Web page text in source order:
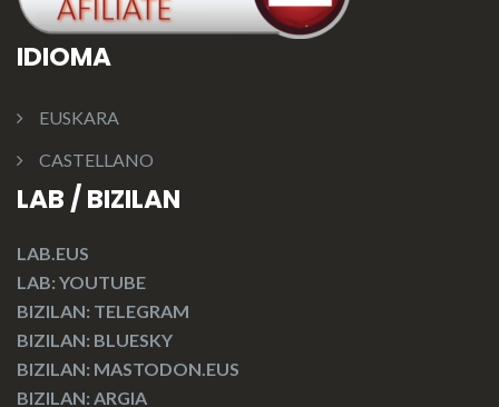
IDIOMA
EUSKARA
CASTELLANO
LAB / BIZILAN
LAB.EUS
LAB: YOUTUBE
BIZILAN: TELEGRAM
BIZILAN: BLUESKY
BIZILAN: MASTODON.EUS
BIZILAN: ARGIA